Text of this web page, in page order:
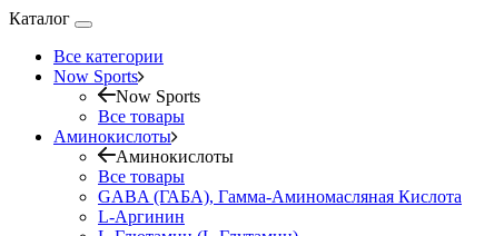
Каталог
Все категории
Now Sports
Now Sports
Все товары
Аминокислоты
Аминокислоты
Все товары
GABA (ГАБА), Гамма-Аминомасляная Кислота
L-Аргинин